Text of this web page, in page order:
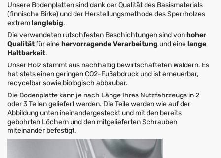
Unsere Bodenplatten sind dank der Qualität des Basismaterials
(finnische Birke) und der Herstellungsmethode des Sperrholzes
extremlanglebig.
Die verwendeten rutschfesten Beschichtungen sind vonhoher
Qualitätfür einehervorragende Verarbeitung und einelange
Haltbarkeit.
Unser Holz stammt aus nachhaltig bewirtschafteten Wäldern. Es
hat stets einen geringen CO2-Fußabdruck und ist erneuerbar,
recycelbar sowie biologisch abbaubar.
Die Bodenplatte kann je nach Länge Ihres Nutzfahrzeugs in 2
oder 3 Teilen geliefert werden. Die Teile werden wie auf der
Abbildung unten ineinandergesteckt und mit den bereits
gebohrten Löchern und den mitgelieferten Schrauben
miteinander befestigt.